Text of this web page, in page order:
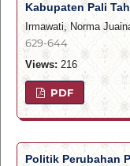
Kabupaten Pali
Irmawati, Norma
629-644
Views:216
PDF
Politik Perubahan